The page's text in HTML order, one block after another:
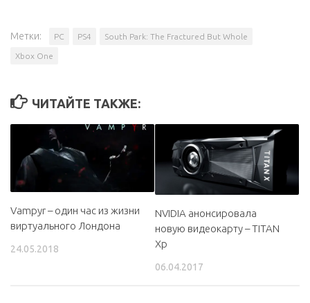
Метки: PC PS4 South Park: The Fractured But Whole
Xbox One
ЧИТАЙТЕ ТАКЖЕ:
Vampyr – один час из жизни
виртуального Лондона
24.05.2018
NVIDIA анонсировала
новую видеокарту – TITAN
Xp
06.04.2017